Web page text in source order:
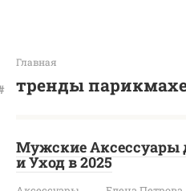
Главная
тренды
Мужские Аксессуары
и Уход в 2025